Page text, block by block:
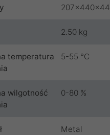
207x440x44
2.50 kg
temperatura
5-55 °C
wilgotność
0-80 %
Metal